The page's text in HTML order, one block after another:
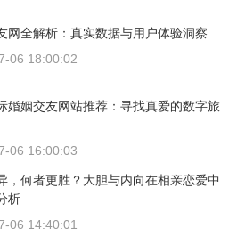
网全解析：真实数据与用户体验洞察
06 18:00:02
婚姻交友网站推荐：寻找真爱的数字旅
06 16:00:03
，何者更胜？大胆与内向在相亲恋爱中
析
06 14:40:01